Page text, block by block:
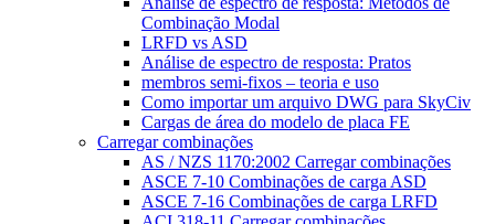
Combinação Modal
LRFD vs ASD
Análise de espectro de resposta: Pratos
membros semi-fixos – teoria e uso
Como importar um arquivo DWG para SkyCiv
Cargas de área do modelo de placa FE
Carregar combinações
AS / NZS 1170:2002 Carregar combinações
ASCE 7-10 Combinações de carga ASD
ASCE 7-16 Combinações de carga LRFD